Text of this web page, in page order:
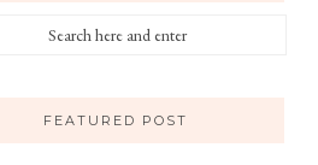
FEATURED POST